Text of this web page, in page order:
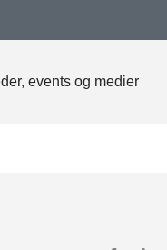
events og medier